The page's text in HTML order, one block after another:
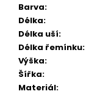
Barva:
Délka:
Délka uší:
Délka řemínku:
Výška:
Šířka:
Materiál: